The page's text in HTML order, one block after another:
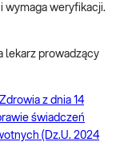
wymaga weryfikacji.
lekarz prowadzący
z dnia 14
świadczeń
(Dz.U. 2024